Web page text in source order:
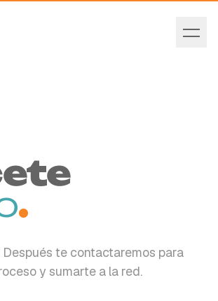
.
Después te contactaremos para
y sumarte a la red.